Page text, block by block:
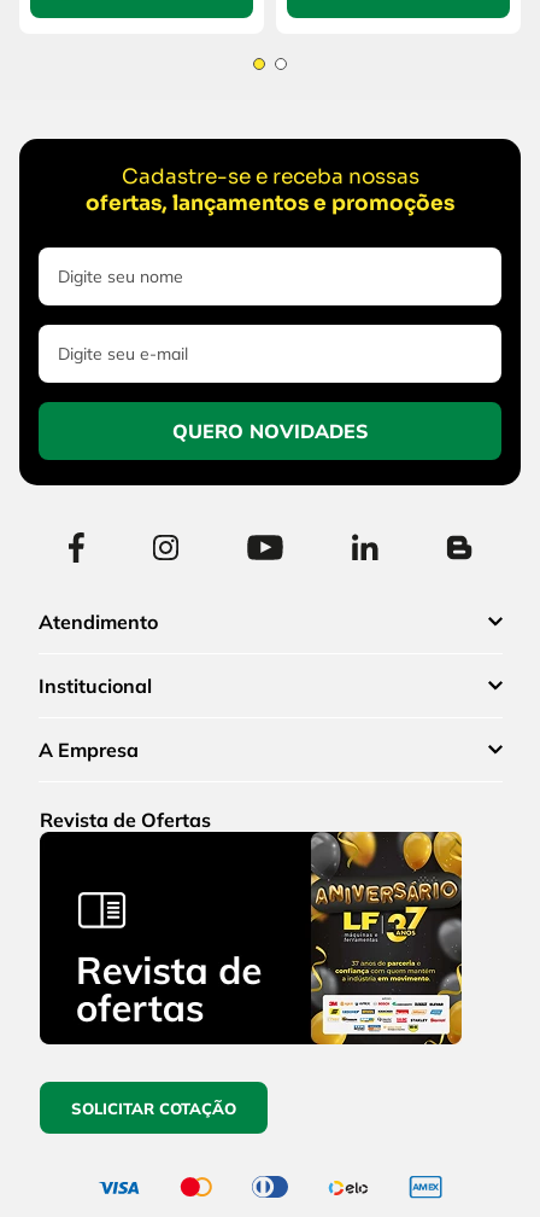
Cadastre-se e receba nossas
ofertas, lançamentos e promoções
QUERO NOVIDADES
Atendimento
Institucional
A Empresa
Revista de Ofertas
SOLICITAR COTAÇÃO